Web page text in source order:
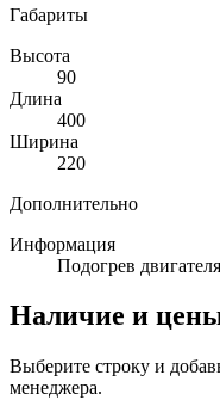
Габариты
Высота
90
Длина
400
Ширина
220
Дополнительно
Информация
Подогрев
Наличие и
Выберите строку и
менеджера.